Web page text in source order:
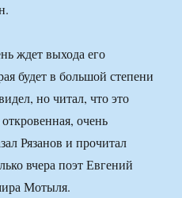
ждет выхода его
будет в большой степени
но читал, что это
очень
Рязанов и прочитал
вчера поэт Евгений
Мотыля.